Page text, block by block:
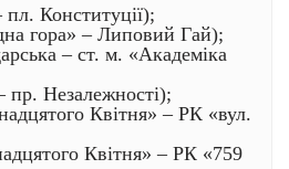
Конституції);
гора» – Липовий Гай);
– ст. м. «Академіка
Незалежності);
Квітня» – РК «вул.
Квітня» – РК «759